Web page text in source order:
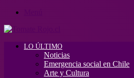
LO ÚLTIMO
Noticias
Emergencia social en Chile
Arte y Cultura